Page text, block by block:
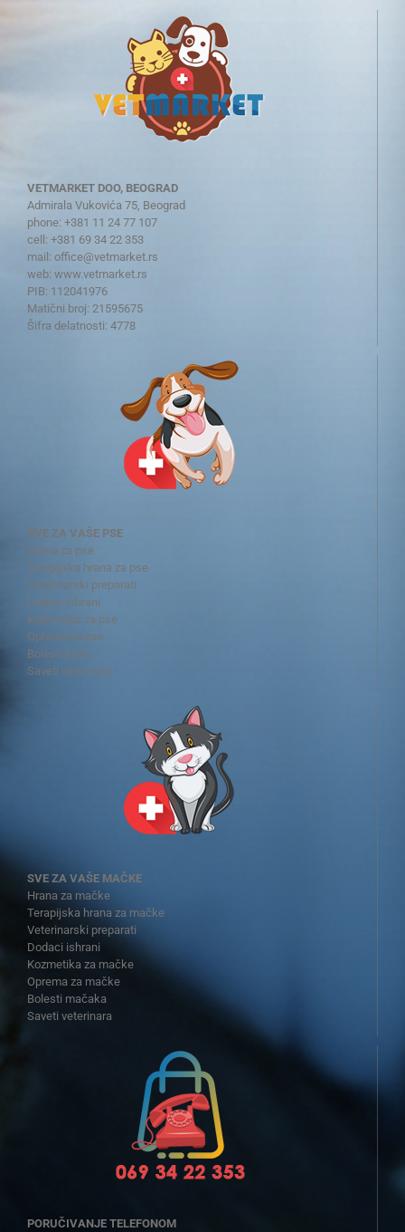
VETMARKET DOO, BEOGRAD
Admirala Vukovića 75, Beograd
phone: +381 11 24 77 107
cell: +381 69 34 22 353
mail: office@vetmarket.rs
web: www.vetmarket.rs
PIB: 112041976
Matični broj: 21595675
Šifra delatnosti: 4778
SVE ZA VAŠE PSE
Hrana za pse
Terapijska hrana za pse
Veterinarski preparati
Dodaci ishrani
Kozmetika za pse
Oprema za pse
Bolesti pasa
Saveti veterinara
SVE ZA VAŠE MAČKE
Hrana za mačke
Terapijska hrana za mačke
Veterinarski preparati
Dodaci ishrani
Kozmetika za mačke
Oprema za mačke
Bolesti mačaka
Saveti veterinara
PORUČIVANJE TELEFONOM